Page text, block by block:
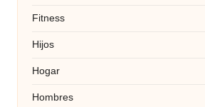
Fitness
Hijos
Hogar
Hombres